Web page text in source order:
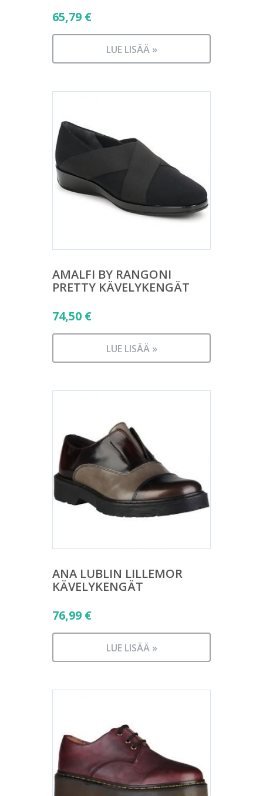
65,79 €
LUE LISÄÄ »
AMALFI BY RANGONI
PRETTY KÄVELYKENGÄT
74,50 €
LUE LISÄÄ »
ANA LUBLIN LILLEMOR
KÄVELYKENGÄT
76,99 €
LUE LISÄÄ »